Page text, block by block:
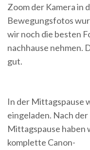
Zoom der Kamera in
Bewegungsfotos
wir noch die besten
nachhause nehmen.
gut.
In der Mittagspause
eingeladen. Nach der
Mittagspause haben
komplette Canon-